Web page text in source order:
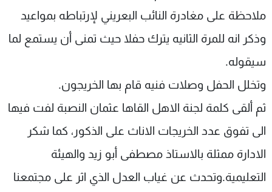
ملاحظة على مغادرة النائب البعريني لإرتباطه بمواعيد
وذكر انه للمرة الثانيه يترك حفلا حيث تمنى أن يستمع لما
سيقوله.
وتخلل الحفل وصلات فنيه قام بها الخريجون.
ثم ألقى كلمة لجنة الاهل القاها عثمان النصبة لفت فيها
الى تفوق عدد الخريجات الاناث على الذكور، كما شكر
الادارة ممثلة بالاستاذ مصطفى أبو زيد والهيئة
التعليمية.وتحدث عن غياب العدل الذي اثر على مجتمعنا